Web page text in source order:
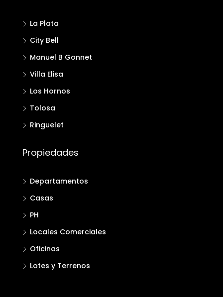
La Plata
City Bell
Manuel B Gonnet
Villa Elisa
Los Hornos
Tolosa
Ringuelet
Propiedades
Departamentos
Casas
PH
Locales Comerciales
Oficinas
Lotes y Terrenos